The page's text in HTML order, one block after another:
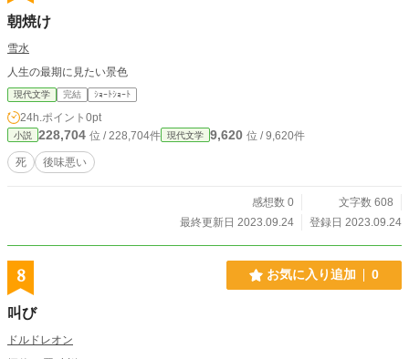
朝焼け
雪水
人生の最期に見たい景色
現代文学 完結 ｼｮｰﾄｼｮｰﾄ
24h.ポイント 0pt
小説 228,704 位 / 228,704件 現代文学 9,620 位 / 9,620件
死 後味悪い
感想数 0
文字数 608
最終更新日 2023.09.24
登録日 2023.09.24
8 お気に入り追加 0
叫び
ドルドレオン